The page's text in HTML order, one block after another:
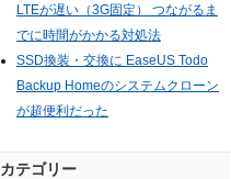
LTEが遅い（3G固定） つながるま
でに時間がかかる対処法
SSD換装・交換に EaseUS Todo
Backup Homeのシステムクローン
が超便利だった
カテゴリー